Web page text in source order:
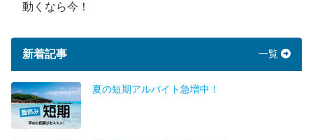
動くなら今！
新着記事 一覧
夏の短期アルバイト急増中！